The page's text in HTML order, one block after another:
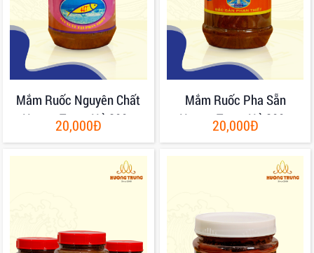
Mắm Ruốc Nguyên Chất
Hương Trung Hủ 200g
20,000Đ
Mắm Ruốc Pha Sẵn
Hương Trung Hủ 200g
20,000Đ